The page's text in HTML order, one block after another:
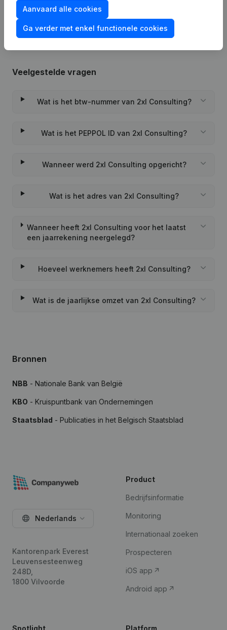
19-04-2022
Rechtspersoon, Opening Bijkantoor,
enz...)
Veelgestelde vragen
Wat is het btw-nummer van 2xl Consulting?
Wat is het PEPPOL ID van 2xl Consulting?
Wanneer werd 2xl Consulting opgericht?
Wat is het adres van 2xl Consulting?
Wanneer heeft 2xl Consulting voor het laatst
een jaarrekening neergelegd?
Hoeveel werknemers heeft 2xl Consulting?
Wat is de jaarlijkse omzet van 2xl Consulting?
Bronnen
NBB - Nationale Bank van België
KBO - Kruispuntbank van Ondernemingen
Staatsblad - Publicaties in het Belgisch Staatsblad
Aanvaard alle cookies
Ga verder met enkel functionele cookies
Nederlands
Kantorenpark Everest
Leuvensesteenweg
248D,
1800 Vilvoorde
Product
Bedrijfsinformatie
Monitoring
Internationaal zoeken
Prospecteren
iOS app
Android app
Spotlight Platform